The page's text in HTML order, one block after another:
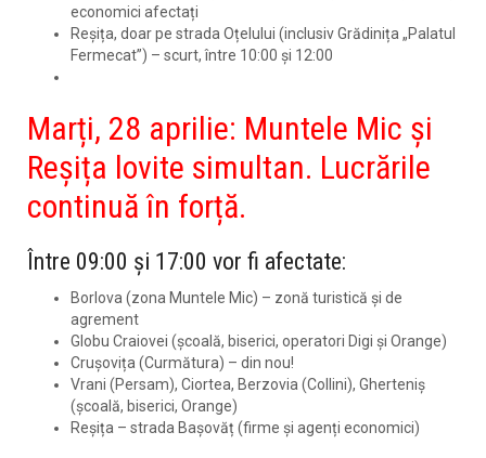
economici afectați
Reșița, doar pe strada Oțelului (inclusiv Grădinița „Palatul
Fermecat”) – scurt, între 10:00 și 12:00
Marți, 28 aprilie: Muntele Mic și
Reșița lovite simultan. Lucrările
continuă în forță.
Între 09:00 și 17:00 vor fi afectate:
Borlova (zona Muntele Mic) – zonă turistică și de
agrement
Globu Craiovei (școală, biserici, operatori Digi și Orange)
Crușovița (Curmătura) – din nou!
Vrani (Persam), Ciortea, Berzovia (Collini), Gherteniș
(școală, biserici, Orange)
Reșița – strada Bașovăț (firme și agenți economici)